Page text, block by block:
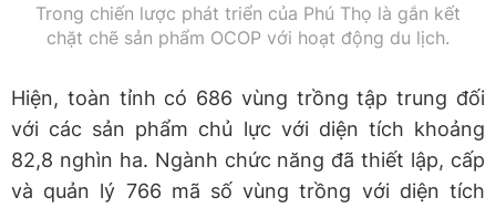
Trong chiến lược phát triển của Phú Thọ là gắn kết
chặt chẽ sản phẩm OCOP với hoạt động du lịch.
Hiện, toàn tỉnh có 686 vùng trồng tập trung đối
với các sản phẩm chủ lực với diện tích khoảng
82,8 nghìn ha. Ngành chức năng đã thiết lập, cấp
và quản lý 766 mã số vùng trồng với diện tích